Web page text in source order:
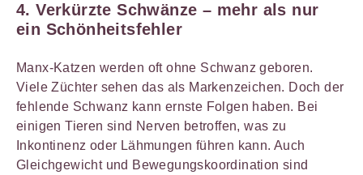
4. Verkürzte Schwänze – mehr als nur
ein Schönheitsfehler
Manx-Katzen werden oft ohne Schwanz geboren.
Viele Züchter sehen das als Markenzeichen. Doch der
fehlende Schwanz kann ernste Folgen haben. Bei
einigen Tieren sind Nerven betroffen, was zu
Inkontinenz oder Lähmungen führen kann. Auch
Gleichgewicht und Bewegungskoordination sind